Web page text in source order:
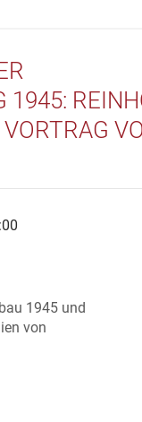
1945:
1945 und
von